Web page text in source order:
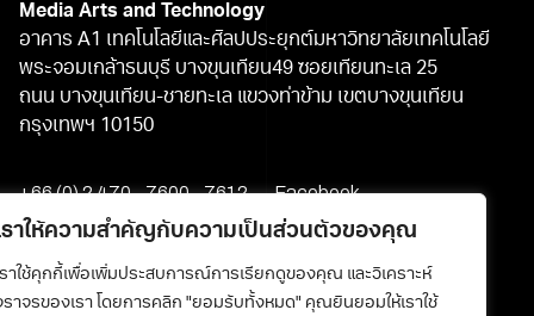
ราให้ความสำคัญกับความเป็นส่วนตัวของคุณ
ราใช้คุกกี้เพื่อเพิ่มประสบการณ์การเรียกดูของคุณ และวิเคราะห์
ราจรของเรา โดยการคลิก "ยอมรับทั้งหมด" คุณยินยอมให้เราใช้
Media Arts and Technology
อาคาร A1 เทคโนโลยีและศิลปประยุกต์มหาวิทยาลัยเทคโนโลยี
พระจอมเกล้าธนบุรี บางขุนเทียน49 ซอยเทียนทะเล 25
ถนน บางขุนเทียน-ชายทะเล แขวงท่าข้าม เขตบางขุนเทียน
กรุงเทพฯ 10150
+66 (0) 2 470 - 7600 - 7612
media@kmutt.ac.th
Facebook
Youtube